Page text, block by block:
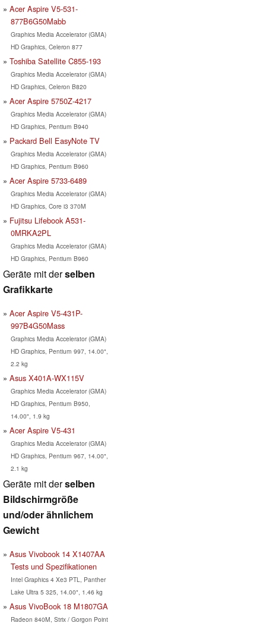
Acer Aspire V5-531-
877B6G50Mabb
Graphics Media Accelerator (GMA)
HD Graphics, Celeron 877
Toshiba Satellite C855-193
Graphics Media Accelerator (GMA)
HD Graphics, Celeron B820
Acer Aspire 5750Z-4217
Graphics Media Accelerator (GMA)
HD Graphics, Pentium B940
Packard Bell EasyNote TV
Graphics Media Accelerator (GMA)
HD Graphics, Pentium B960
Acer Aspire 5733-6489
Graphics Media Accelerator (GMA)
HD Graphics, Core i3 370M
Fujitsu Lifebook A531-
0MRKA2PL
Graphics Media Accelerator (GMA)
HD Graphics, Pentium B960
Geräte mit derselben
Grafikkarte
Acer Aspire V5-431P-
997B4G50Mass
Graphics Media Accelerator (GMA)
HD Graphics, Pentium 997, 14.00",
2.2 kg
Asus X401A-WX115V
Graphics Media Accelerator (GMA)
HD Graphics, Pentium B950,
14.00", 1.9 kg
Acer Aspire V5-431
Graphics Media Accelerator (GMA)
HD Graphics, Pentium 967, 14.00",
2.1 kg
Geräte mit derselben
Bildschirmgröße
und/oder ähnlichem
Gewicht
Asus Vivobook 14 X1407AA
Tests und Spezifikationen
Intel Graphics 4 Xe3 PTL, Panther
Lake Ultra 5 325, 14.00", 1.46 kg
Asus VivoBook 18 M1807GA
Radeon 840M, Strix / Gorgon Point